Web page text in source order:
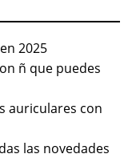
2025
ñ que puedes
auriculares con
las novedades